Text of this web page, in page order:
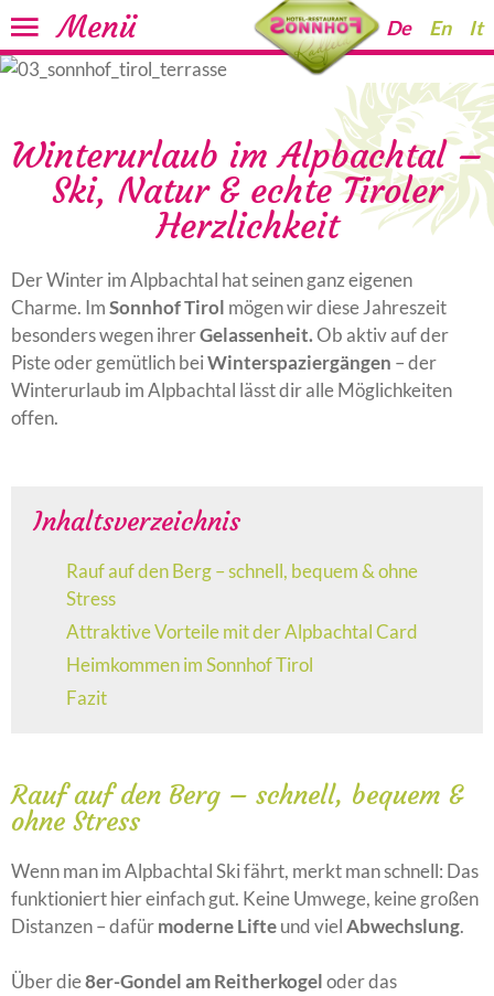
Menü De En It
Winterurlaub im Alpbachtal –
Ski, Natur & echte Tiroler
Herzlichkeit
Der Winter im Alpbachtal hat seinen ganz eigenen
Charme. ImSonnhof Tirol mögen wir diese Jahreszeit
besonders wegen ihrerGelassenheit.Ob aktiv auf der
Piste oder gemütlich beiWinterspaziergängen – der
Winterurlaub im Alpbachtal lässt dir alle Möglichkeiten
offen.
Inhaltsverzeichnis
Rauf auf den Berg – schnell, bequem & ohne
Stress
Attraktive Vorteile mit der Alpbachtal Card
Heimkommen im Sonnhof Tirol
Fazit
Rauf auf den Berg – schnell, bequem &
ohne Stress
Wenn man im Alpbachtal Ski fährt, merkt man schnell: Das
funktioniert hier einfach gut. Keine Umwege, keine großen
Distanzen – dafürmoderne Lifteund vielAbwechslung.
Über die8er-Gondel am Reitherkogeloder das